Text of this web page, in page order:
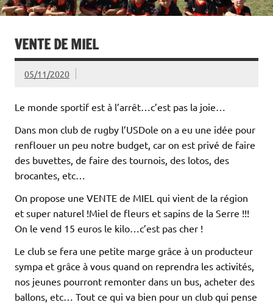
VENTE DE MIEL
05/11/2020
Le monde sportif est à l’arrêt…c’est pas la joie…
Dans mon club de rugby l’USDole on a eu une idée pour
renflouer un peu notre budget, car on est privé de faire
des buvettes, de faire des tournois, des lotos, des
brocantes, etc…
On propose une VENTE de MIEL qui vient de la région
et super naturel !Miel de fleurs et sapins de la Serre !!!
On le vend 15 euros le kilo…c’est pas cher !
Le club se fera une petite marge grâce à un producteur
sympa et grâce à vous quand on reprendra les activités,
nos jeunes pourront remonter dans un bus, acheter des
ballons, etc… Tout ce qui va bien pour un club qui pense